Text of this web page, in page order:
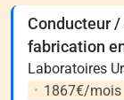
Conducteur
fabrication
Laboratoires
1867€/mois